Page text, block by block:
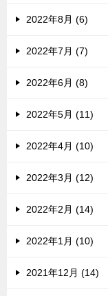
2022年8月 (6)
2022年7月 (7)
2022年6月 (8)
2022年5月 (11)
2022年4月 (10)
2022年3月 (12)
2022年2月 (14)
2022年1月 (10)
2021年12月 (14)